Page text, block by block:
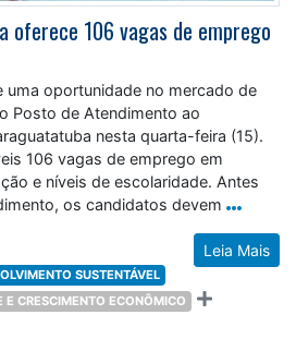
oferece 106 vagas de emprego
uma oportunidade no mercado de
Posto de Atendimento ao
nesta quarta-feira (15).
106 vagas de emprego em
e níveis de escolaridade. Antes
os candidatos devem
Leia Mais
SUSTENTÁVEL
CRESCIMENTO ECONÔMICO